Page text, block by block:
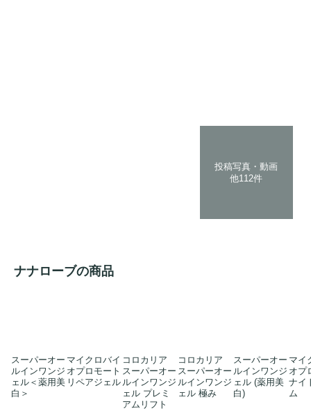
投稿写真・動画
他112件
ナナローブの商品
スーパーオー
ルインワンジ
ェル＜薬用美
白＞
マイクロバイ
オプロモート
リペアジェル
コロカリア
スーパーオー
ルインワンジ
ェル プレミ
アムリフト
コロカリア
スーパーオー
ルインワンジ
ェル 極み
スーパーオー
ルインワンジ
ェル (薬用美
白)
マイ
オプ
ナイ
ム